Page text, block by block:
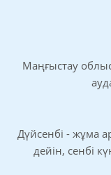
Маңғыстау
Дүйсенбі - жұма
дейін, сенбі